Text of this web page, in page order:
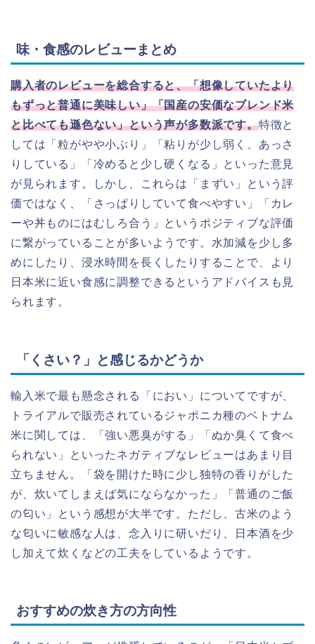
味・食感のレビューまとめ
購入者のレビューを総合すると、「想像していたより
もずっと普通に美味しい」「国産の安価なブレンド米
と比べても遜色ない」という声が多数派です。特徴と
しては「粒がやや小ぶり」「粘りが少し弱く、あっさ
りしている」「冷めると少し硬くなる」といった意見
が見られます。しかし、これらは「まずい」という評
価ではなく、「さっぱりしていて食べやすい」「カレ
ーや丼ものにはむしろ合う」というポジティブな評価
に繋がっていることが多いようです。水加減を少し多
めにしたり、浸水時間を長くしたりすることで、より
日本米に近い食感に調整できるというアドバイスも見
られます。
「くさい？」と感じるかどうか
輸入米で最も懸念される「におい」についてですが、
トライアルで販売されているジャポニカ種のベトナム
米に関しては、「強い悪臭がする」「ぬか臭くて食べ
られない」といったネガティブなレビューはあまり目
立ちません。「袋を開けた時に少し独特の香りがした
が、炊いてしまえば気にならなかった」「普通のご飯
の匂い」という感想が大半です。ただし、古米のよう
な匂いに敏感な人は、念入りに研いだり、日本酒を少
し加えて炊くなどの工夫をしているようです。
おすすめの炊き方の方向性